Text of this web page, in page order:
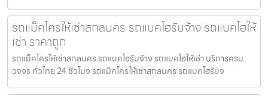
รถแม็คโครให้เช่าสกลนคร รถแบคโฮรับจ้าง รถแบคโฮให้
เช่า ราคาถูก
รถแม็คโครให้เช่าสกลนคร รถแบคโฮรับจ้าง รถแบคโฮให้เช่า บริการครบ
วงจร ทั่วไทย 24 ชั่วโมง รถแม็คโครให้เช่าสกลนคร รถแบคโฮรับจ